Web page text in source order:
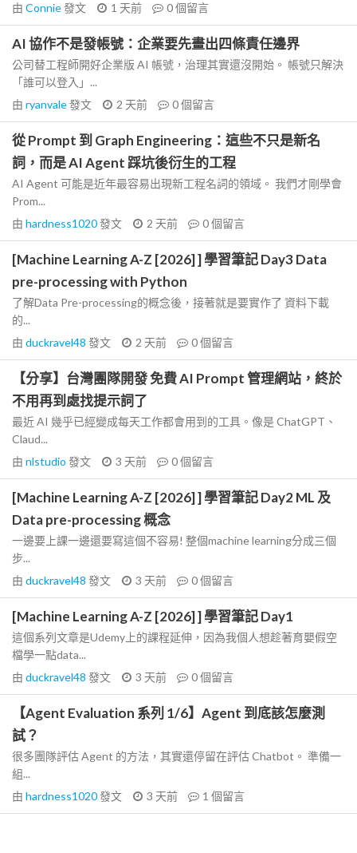
由 Connie發文 1 天前 0個留言
AI 協作不是發帳號：企業要先畫出四條責任邊界
公司替工程師開好企業版 AI 帳號，治理其實還沒開始。 帳號只解決
「誰可以登入」...
由 ryanvale發文 2 天前 0個留言
從 Prompt 到 Graph Engineering：這些不只是新名
詞，而是 AI Agent 踩坑後衍生的工程
AI Agent 可能是近年最容易出現新工程名詞的領域。 我們才剛學會
Prom...
由 hardness1020發文 2 天前 0個留言
[Machine Learning A-Z [2026] ] 學習筆記 Day3 Data
pre-processing with Python
了解Data Pre-processing的概念後，接著就是要實作了 資料下載
的...
由 duckravel48 發文 2 天前 0個留言
【分享】台灣團隊開發 免費 AI Prompt 管理網站，終於
不用再到處找提示詞了
最近 AI 幾乎已經變成每天工作都會用到的工具。像是 ChatGPT、
Claud...
由 nlstudio 發文 3 天前 0個留言
[Machine Learning A-Z [2026] ] 學習筆記 Day2 ML 及
Data pre-processing 概念
一邊要上課一邊還要寫這個不容易! 整個machine learning分成三個
步...
由 duckravel48 發文 3 天前 0個留言
[Machine Learning A-Z [2026] ] 學習筆記 Day1
這個系列文章是Udemy上的課程延伸，因為我個人想趁著育嬰假空
檔學一點data...
由 duckravel48 發文 3 天前 0個留言
【Agent Evaluation 系列 1/6】Agent 到底該怎麼測
試？
很多團隊評估 Agent 的方法，其實還停留在評估 Chatbot。 準備一
組...
由 hardness1020發文 3 天前 1 個留言